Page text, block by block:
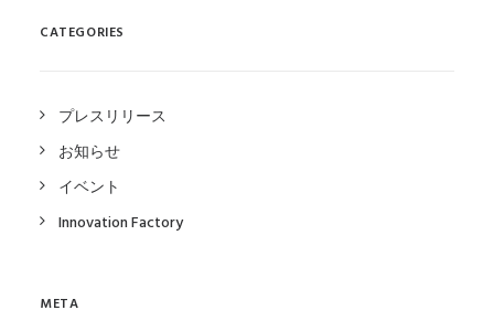
CATEGORIES
プレスリリース
お知らせ
イベント
Innovation Factory
META